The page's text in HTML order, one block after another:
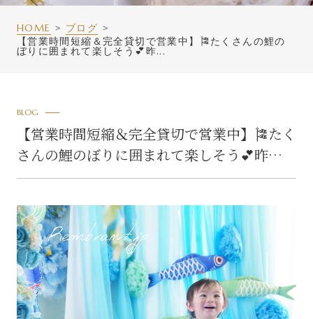
HOME
ブログ
【営業時間短縮＆完全貸切で営業中】🎏たくさんの鯉の
ぼりに囲まれて楽しそう💕昨...
BLOG
【営業時間短縮＆完全貸切で営業中】🎏たく
さんの鯉のぼりに囲まれて楽しそう💕昨…